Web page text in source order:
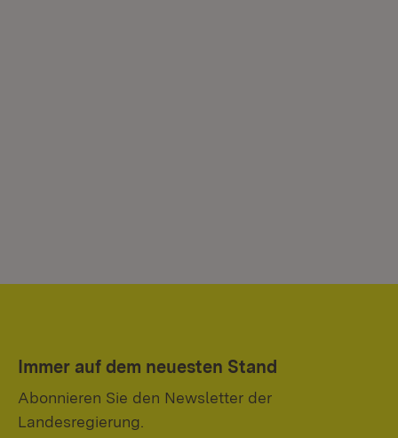
Immer auf dem neuesten Stand
Abonnieren Sie den Newsletter der
Landesregierung.